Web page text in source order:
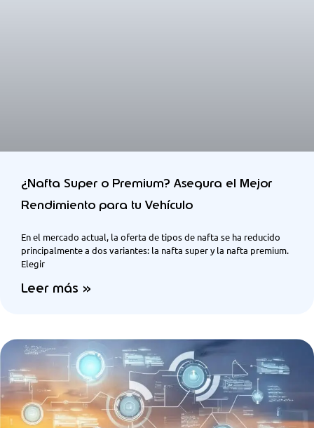
¿Nafta Super o Premium? Asegura el Mejor
Rendimiento para tu Vehículo
En el mercado actual, la oferta de tipos de nafta se ha reducido
principalmente a dos variantes: la nafta super y la nafta premium.
Elegir
Leer más »